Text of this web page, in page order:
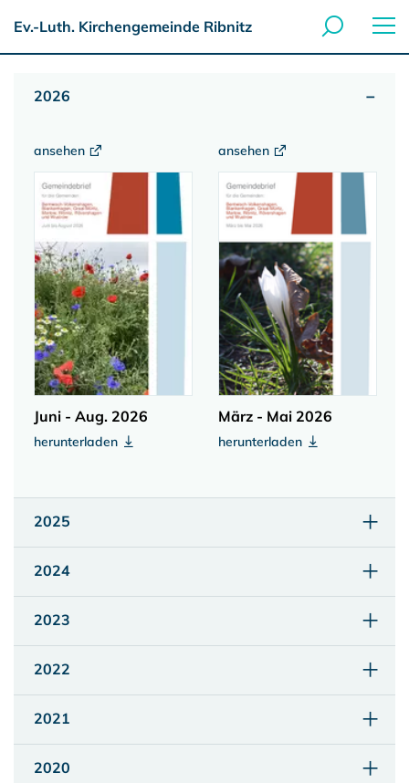
Ev.-Luth. Kirchengemeinde Ribnitz
2026
ansehen
Juni - Aug. 2026
herunterladen
ansehen
März - Mai 2026
herunterladen
2025
2024
2023
2022
2021
2020